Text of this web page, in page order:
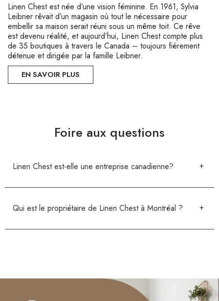
Linen Chest est née d’une vision féminine. En 1961, Sylvia
Leibner rêvait d’un magasin où tout le nécessaire pour
embellir sa maison serait réuni sous un même toit. Ce rêve
est devenu réalité, et aujourd’hui, Linen Chest compte plus
de 35 boutiques à travers le Canada – toujours fièrement
détenue et dirigée par la famille Leibner.
EN SAVOIR PLUS
Foire aux questions
Linen Chest est-elle une entreprise canadienne?
Qui est le propriétaire de Linen Chest à Montréal ?